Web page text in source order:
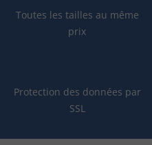
Toutes les tailles au même
prix
Protection des données par
SSL